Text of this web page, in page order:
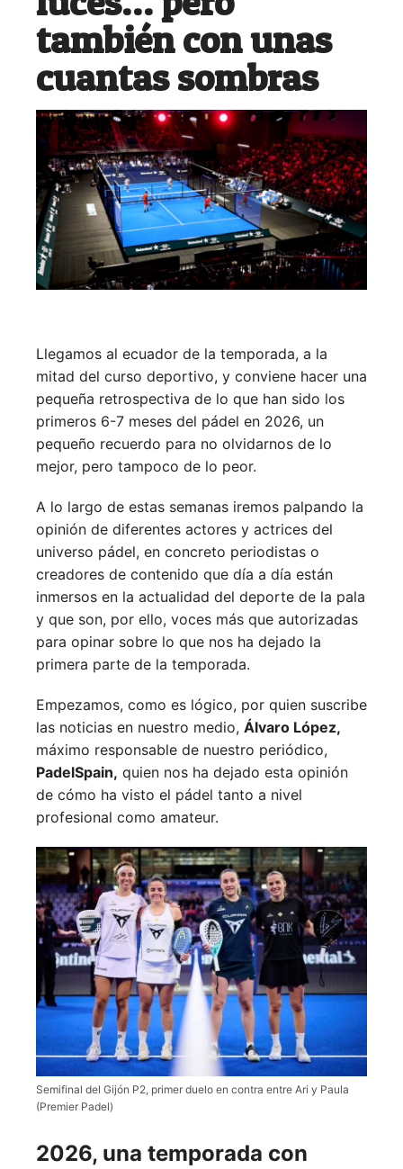
también con unas
cuantas sombras
Llegamos al ecuador de la temporada, a la
mitad del curso deportivo, y conviene hacer una
pequeña retrospectiva de lo que han sido los
primeros 6-7 meses del pádel en 2026, un
pequeño recuerdo para no olvidarnos de lo
mejor, pero tampoco de lo peor.
A lo largo de estas semanas iremos palpando la
opinión de diferentes actores y actrices del
universo pádel, en concreto periodistas o
creadores de contenido que día a día están
inmersos en la actualidad del deporte de la pala
y que son, por ello, voces más que autorizadas
para opinar sobre lo que nos ha dejado la
primera parte de la temporada.
Empezamos, como es lógico, por quien suscribe
las noticias en nuestro medio, Álvaro López,
máximo responsable de nuestro periódico,
PadelSpain, quien nos ha dejado esta opinión
de cómo ha visto el pádel tanto a nivel
profesional como amateur.
Semifinal del Gijón P2, primer duelo en contra entre Ari y Paula
(Premier Padel)
2026, una temporada con